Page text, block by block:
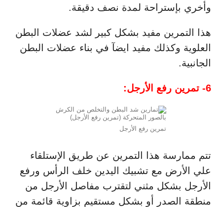
وأخري بإستراحة لمدة نصف دقيقة.
هذا التمرين مفيد بشكل كبير لشد عضلات البطن
العلوية وكذلك مفيد ايضآ في بناء عضلات البطن
الجانبية.
6- تمرين رفع الأرجل:
تمرين رفع الأرجل
تتم ممارسة هذا التمرين عن طريق الإستلقاء
علي الأرض مع تشبيك اليدين خلف الرأس ورفع
الأرجل بشكل مثني لتقترب مفاصل الأرجل من
منطقة الصدر أو بشكل مستقيم بزاوية قائمة من